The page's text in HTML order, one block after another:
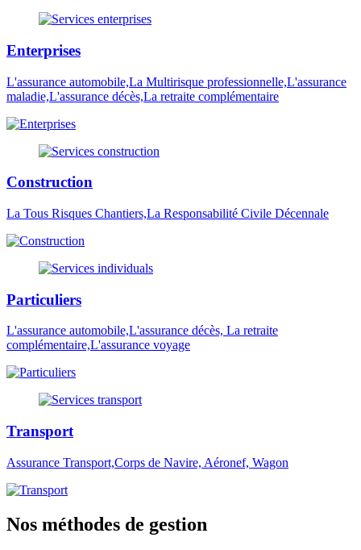
Enterprises
L'assurance automobile,La Multirisque professionnelle,L'assurance
maladie,L'assurance décès,La retraite complémentaire
Construction
La Tous Risques Chantiers,La Responsabilité Civile Décennale
Particuliers
L'assurance automobile,L'assurance décès, La retraite
complémentaire,L'assurance voyage
Transport
Assurance Transport,Corps de Navire, Aéronef, Wagon
Nos méthodes de gestion